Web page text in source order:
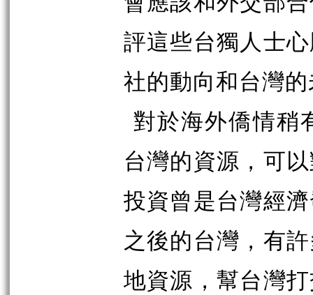
評這些台獨人士
社的動向和台灣
對於海外僑情稍
台灣的資源，可
投資曾是台灣經
之後的台灣，有
地資源，幫台灣